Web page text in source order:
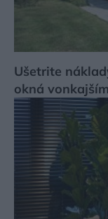
Ušetrite
okná